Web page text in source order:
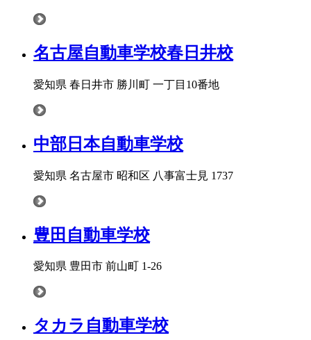
名古屋自動車学校春日井校
愛知県 春日井市 勝川町 一丁目10番地
中部日本自動車学校
愛知県 名古屋市 昭和区 八事富士見 1737
豊田自動車学校
愛知県 豊田市 前山町 1-26
タカラ自動車学校